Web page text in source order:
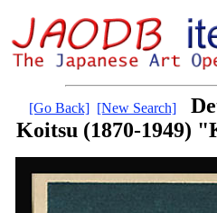
[Go Back] [New Search]
Koitsu (1870-1949)